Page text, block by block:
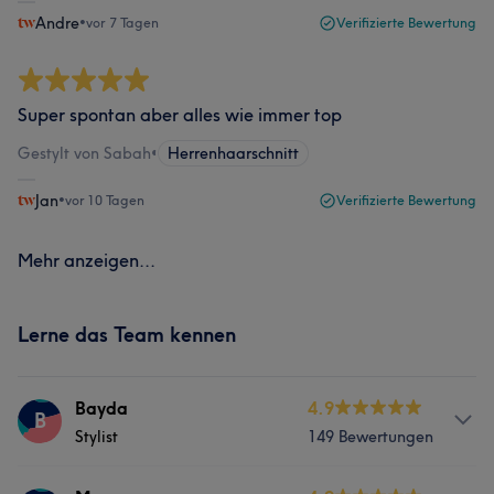
Andre•vor 7 Tagen Verifizierte Bewertung
Super spontan aber alles wie immer top
Gestylt von Sabah• Herrenhaarschnitt
Jan•vor 10 Tagen Verifizierte Bewertung
Mehr anzeigen...
Lerne das Team kennen
B Bayda
Stylist
4.9
149 Bewertungen